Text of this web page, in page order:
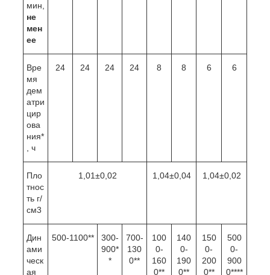
мин,
не
мен
ее
Вре
мя
дем
атри
цир
ова
ния*
, ч
24 24 24 24 8 8 6 6
Пло
тнос
ть г/
см3
1,01±0,02 1,04±0,04 1,04±0,02
Дин
ами
ческ
ая
500-1100**
300-
900*
*
700-
130
0**
100
0-
160
0**
140
0-
190
0**
150
0-
200
0**
500
0-
900
0****